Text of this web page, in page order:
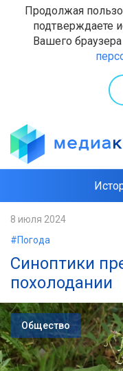
Продолжая
подтверждаете
Вашего
8 июля 2024
#Погода
Синоптики
похолодании
Общество